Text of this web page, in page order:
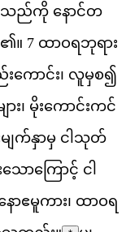
သညက နငတ
ူ၏။ 7 ထဝရဘရ
ကင်း၊ လမစ၍
ျား၊ မကငကင
မကနမ င သတ
သကင င
ဧမကား၊ ထဝရ